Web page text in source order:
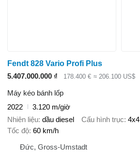
Fendt 828 Vario Profi Plus
5.407.000.000 ₫
178.400 € ≈ 206.100 US$
Máy kéo bánh lốp
2022
3.120 m/giờ
Nhiên liệu dầu diesel Cấu hình trục 4x4
Tốc độ 60 km/h
Đức, Gross-Umstadt